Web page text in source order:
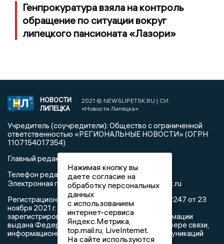
Генпрокуратура взяла на контроль
обращение по ситуации вокруг
липецкого пансионата «Лазори»
НОВОСТИ
ЛИПЕЦКА
2021 © NEWSLIPETSK.RU | СИ
«Новости Липецка»
Учредитель (соучредители): Общество с ограниченной
ответственностью «РЕГИОНАЛЬНЫЕ НОВОСТИ» (ОГРН
1107154017354)
Главный редактор: Герцог Е.Г.
Телефон редакции: +7 903 699 9427
Электронная почта редакции:info@newslipetsk.ru
Регистрационный номер: серия Эл № ФС77-82247 от 23
ноября 2021 г. согласно выписке из реестра
зарегистрированных средств массовой информации
выдана Федеральной службой по надзору в сфере связи,
информационных технологий и массовых коммуникаций
Нажимая кнопку вы
даете согласие на
обработку персональных
данных
с использованием
интернет-сервиса
Яндекс.Метрика,
top.mail.ru, LiveInternet.
На сайте используются